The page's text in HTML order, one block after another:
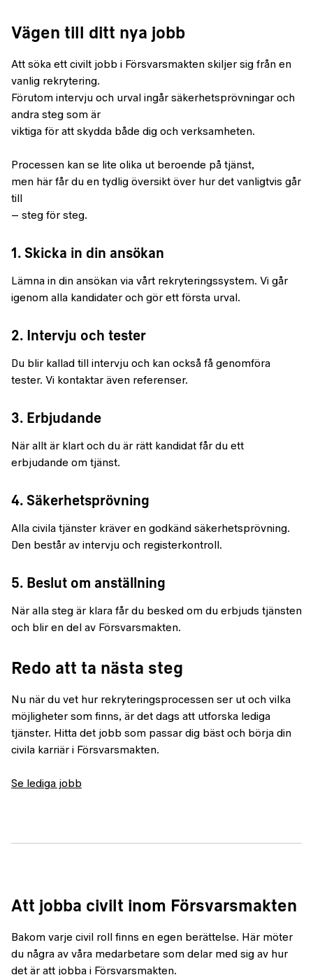
Vägen till ditt nya jobb
Att söka ett civilt jobb i Försvarsmakten skiljer sig från en
vanlig rekrytering.
Förutom intervju och urval ingår säkerhetsprövningar och
andra steg som är
viktiga för att skydda både dig och verksamheten.
Processen kan se lite olika ut beroende på tjänst,
men här får du en tydlig översikt över hur det vanligtvis går
till
– steg för steg.
1. Skicka in din ansökan
Lämna in din ansökan via vårt rekryteringssystem. Vi går
igenom alla kandidater och gör ett första urval.
2. Intervju och tester
Du blir kallad till intervju och kan också få genomföra
tester. Vi kontaktar även referenser.
3. Erbjudande
När allt är klart och du är rätt kandidat får du ett
erbjudande om tjänst.
4. Säkerhetsprövning
Alla civila tjänster kräver en godkänd säkerhetsprövning.
Den består av intervju och registerkontroll.
5. Beslut om anställning
När alla steg är klara får du besked om du erbjuds tjänsten
och blir en del av Försvarsmakten.
Redo att ta nästa steg
Nu när du vet hur rekryteringsprocessen ser ut och vilka
möjligheter som finns, är det dags att utforska lediga
tjänster. Hitta det jobb som passar dig bäst och börja din
civila karriär i Försvarsmakten.
Se lediga jobb
Att jobba civilt inom Försvarsmakten
Bakom varje civil roll finns en egen berättelse. Här möter
du några av våra medarbetare som delar med sig av hur
det är att jobba i Försvarsmakten.